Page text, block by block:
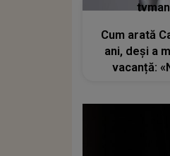
Cum arată
ani, deși a
vacanță: